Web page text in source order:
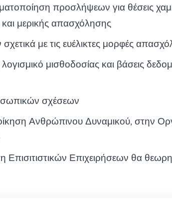
προσλήψεων για θέσεις
μερικής απασχόλησης
με τις ευέλικτες μορφές
μισθοδοσίας και βάσεις
σχέσεων
Ανθρώπινου Δυναμικού, στην
Επισιτιστικών Επιχειρήσεων θα